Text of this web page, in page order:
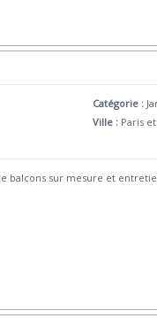
Catégorie :
Ville : Paris
balcons sur mesure et